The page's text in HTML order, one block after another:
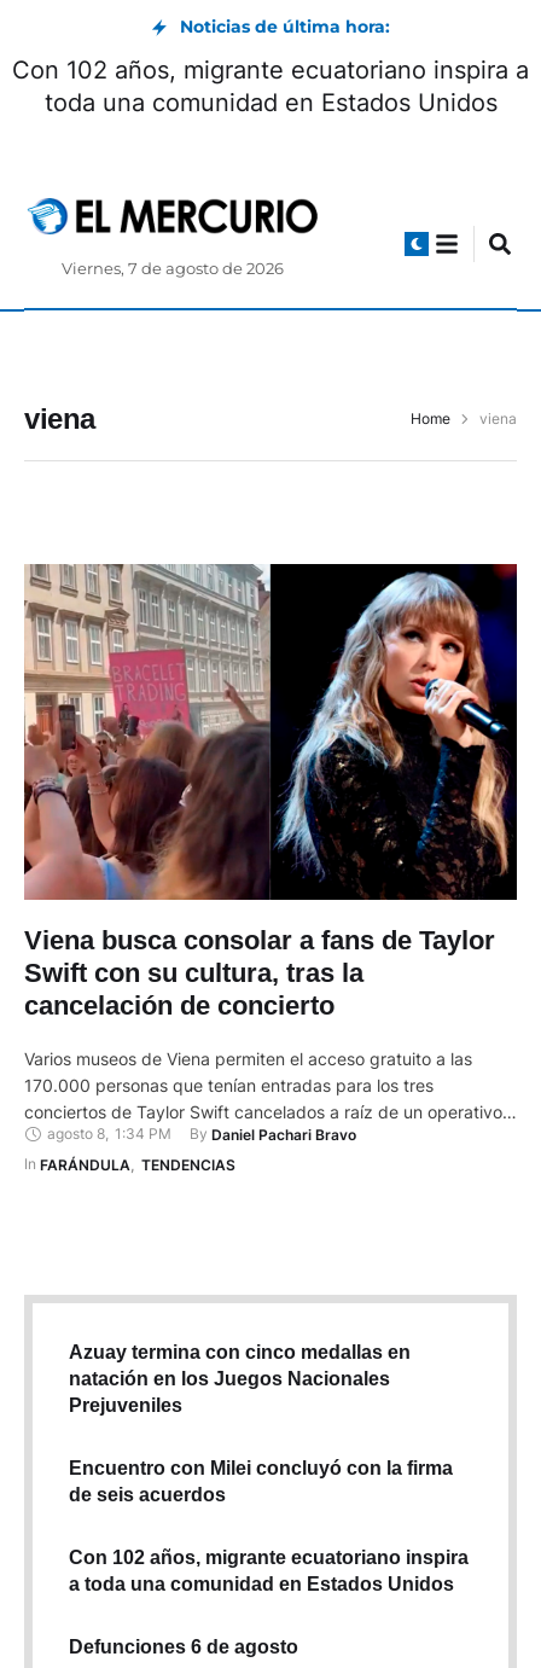
Noticias de última hora:
Con 102 años, migrante ecuatoriano inspira a
toda una comunidad en Estados Unidos
Viernes, 7 de agosto de 2026
viena Home viena
Viena busca consolar a fans de Taylor
Swift con su cultura, tras la
cancelación de concierto
Varios museos de Viena permiten el acceso gratuito a las
170.000 personas que tenían entradas para los tres
conciertos de Taylor Swift cancelados a raíz de un operativo
antiterrorista en la capital austríaca. "Como pequeño gesto de
consuelo, todos los poseedores de entradas para los
agosto 8, 1:34 PM By Daniel Pachari Bravo
In FARÁNDULA TENDENCIAS
Azuay termina con cinco medallas en
natación en los Juegos Nacionales
Prejuveniles
Encuentro con Milei concluyó con la firma
de seis acuerdos
Con 102 años, migrante ecuatoriano inspira
a toda una comunidad en Estados Unidos
Defunciones 6 de agosto